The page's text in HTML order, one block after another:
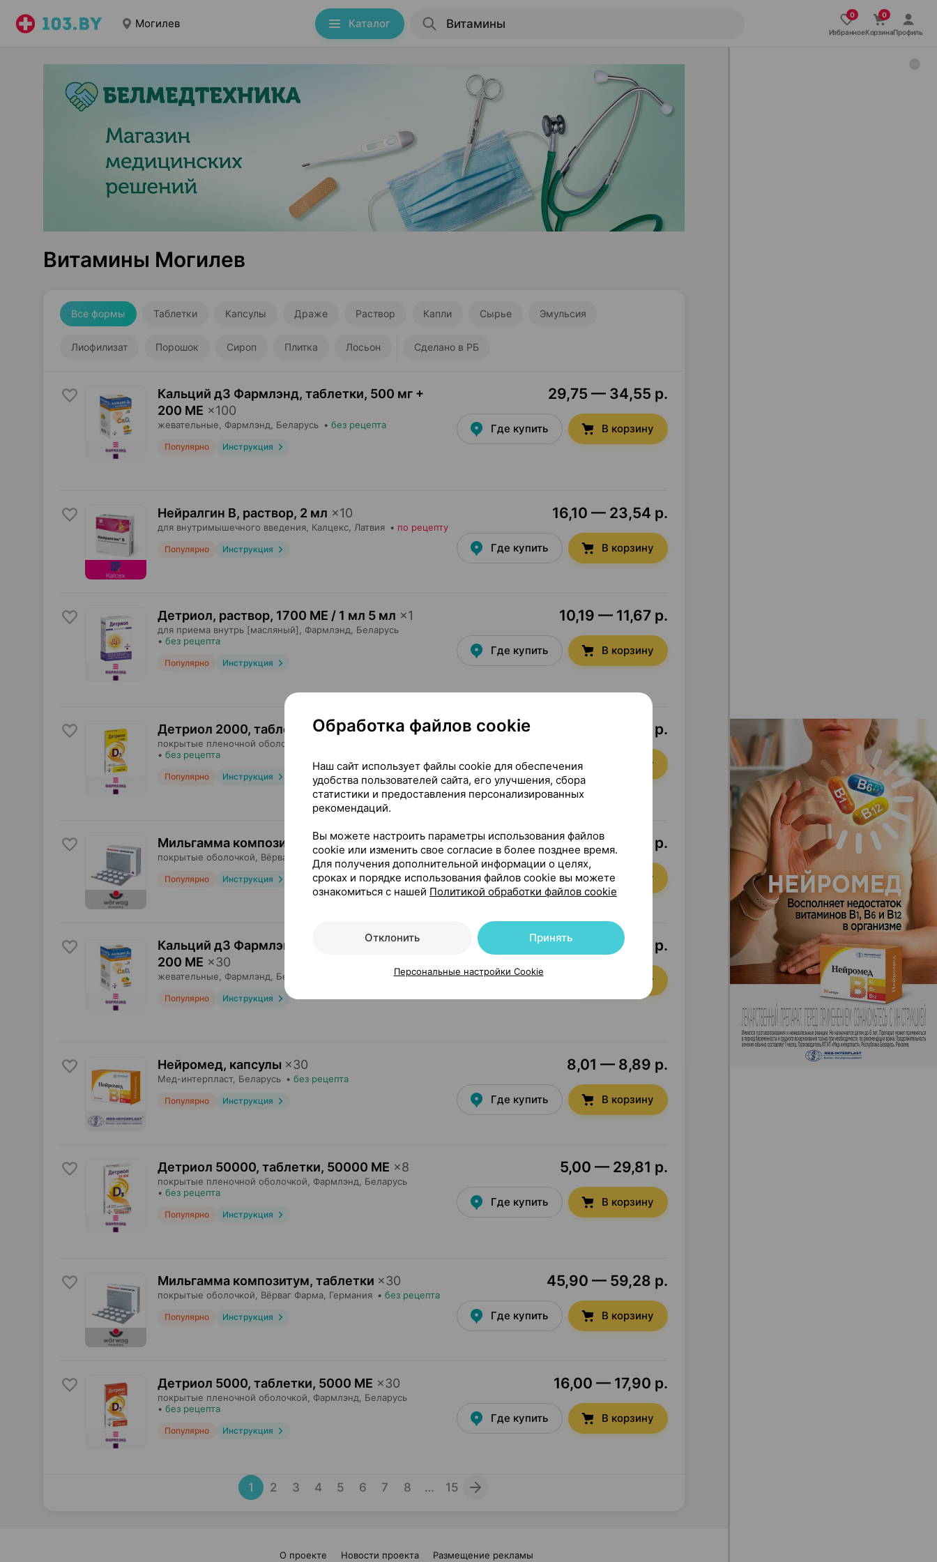
Могилев Каталог
ИзбранноеКорзинаПрофиль
Витамины Могилев
Все формы Таблетки Капсулы Драже Раствор Капли Сырье Эмульсия
Лиофилизат Порошок Сироп Плитка Лосьон Сделано в РБ
Кальций д3 Фармлэнд, таблетки, 500 мг +
200 МЕ ×100
жевательные, Фармлэнд , Беларусь • без рецепта
Популярно Инструкция
29,75 — 34,55 р.
Где купить В корзину
Нейралгин В, раствор, 2 мл ×10
для внутримышечного введения, Калцекс , Латвия • по рецепту
Популярно Инструкция
16,10 — 23,54 р.
Где купить В корзину
Детриол, раствор, 1700 МЕ / 1 мл 5 мл ×1
для приема внутрь [масляный], Фармлэнд , Беларусь
• без рецепта
Популярно Инструкция
10,19 — 11,67 р.
Где купить В корзину
Детриол 2000, таблетки ,2000 МЕ×30
покрытые пленочной оболочкой,
• без рецепта
Популярно Инструкция
9,49 — 10,54 р.
Где купить В корзину
Мильгамма композитум, таблетки×60
покрытые оболочкой, Вёрваг Фарма , Германия•без рецепта
Популярно Инструкция
77,27 — 99,25 р.
Где купить В корзину
Кальций д3 Фармлэнд, таблетки ,500 мг +
200 МЕ ×30
жевательные, Фармлэнд , Беларусь
Популярно Инструкция
10,56 — 12,76 р.
Где купить В корзину
Нейромед, капсулы ×30
Мед-интерпласт, Беларусь • без рецепта
Популярно Инструкция
8,01 — 8,89 р.
Где купить В корзину
Детриол 50000, таблетки, 50000 МЕ ×8
покрытые пленочной оболочкой, Фармлэнд , Беларусь
• без рецепта
Популярно Инструкция
5,00 — 29,81 р.
Где купить В корзину
Мильгамма композитум, таблетки ×30
покрытые оболочкой, Вёрваг Фарма , Германия • без рецепта
Популярно Инструкция
45,90 — 59,28 р.
Где купить В корзину
Детриол 5000, таблетки, 5000 МЕ ×30
покрытые пленочной оболочкой, Фармлэнд , Беларусь
• без рецепта
Популярно Инструкция
16,00 — 17,90 р.
Где купить В корзину
1 2 3 4 5 6 7 8 … 15
О проекте Новости проекта Размещение рекламы
Обработка файлов cookie
Наш сайт использует файлы cookie для обеспечения
удобства пользователей сайта, его улучшения, сбора
статистики и предоставления персонализированных
рекомендаций.
Вы можете настроить параметры использования файлов
cookie или изменить свое согласие в более позднее время.
Для получения дополнительной информации о целях,
сроках и порядке использования файлов cookie вы можете
ознакомиться с нашей Политикой обработки файлов cookie
Отклонить Принять
Персональные настройки Cookie